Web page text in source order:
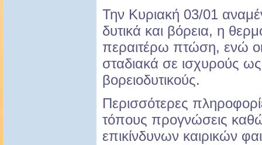
Την Κυριακή 03/01
δυτικά και βόρεια, η
περαιτέρω πτώση, ενώ
σταδιακά σε ισχυρούς
βορειοδυτικούς.
Περισσότερες
τόπους προγνώσεις
επικίνδυνων καιρικών